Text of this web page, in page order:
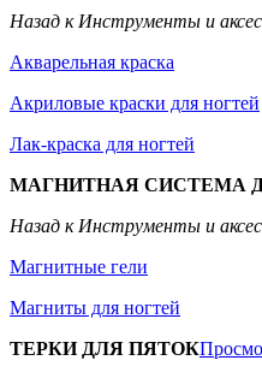
Назад к Инструменты и
Акварельная краска
Акриловые краски для ногтей
Лак-краска для ногтей
МАГНИТНАЯ СИСТЕМА
Назад к Инструменты и
Магнитные гели
Магниты для ногтей
ТЕРКИ ДЛЯ ПЯТОК